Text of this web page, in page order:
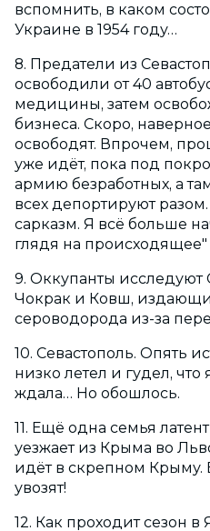
вспомнить, в каком
Украине в 1954 году…
8. Предатели из
освободили от 40
медицины, затем
бизнеса. Скоро,
освободят. Впрочем,
уже идёт, пока под
армию безработных, а
всех депортируют
сарказм. Я всё больше
глядя на происходящее"
9. Оккупанты исследуют
Чокрак и Ковш,
сероводорода из-за
10. Севастополь. Опять
низко летел и гудел, что
ждала… Но обошлось.
11. Ещё одна семья
уезжает из Крыма во
идёт в скрепном Крыму.
увозят!
12. Как проходит сезон в